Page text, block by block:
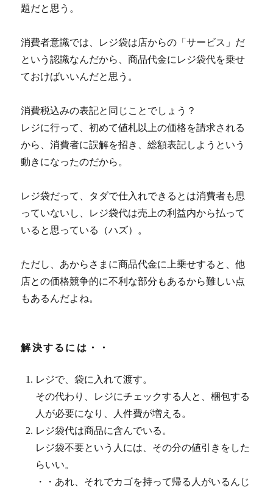
題だと思う。
消費者意識では、レジ袋は店からの「サービス」だ
という認識なんだから、商品代金にレジ袋代を乗せ
ておけばいいんだと思う。
消費税込みの表記と同じことでしょう？
レジに行って、初めて値札以上の価格を請求される
から、消費者に誤解を招き、総額表記しようという
動きになったのだから。
レジ袋だって、タダで仕入れできるとは消費者も思
っていないし、レジ袋代は売上の利益内から払って
いると思っている（ハズ）。
ただし、あからさまに商品代金に上乗せすると、他
店との価格競争的に不利な部分もあるから難しい点
もあるんだよね。
解決するには・・
レジで、袋に入れて渡す。
その代わり、レジにチェックする人と、梱包する
人が必要になり、人件費が増える。
レジ袋代は商品に含んでいる。
レジ袋不要という人には、その分の値引きをした
らいい。
・・あれ、それでカゴを持って帰る人がいるんじ